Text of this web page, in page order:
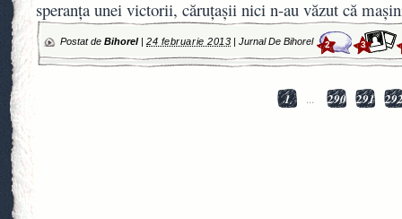
speranţa unei victorii, căruţaşii nici n-au văzut că
Postat de Bihorel| 24 februarie 2013 |Jurnal De Bihorel 2 3
1 ... 290 291